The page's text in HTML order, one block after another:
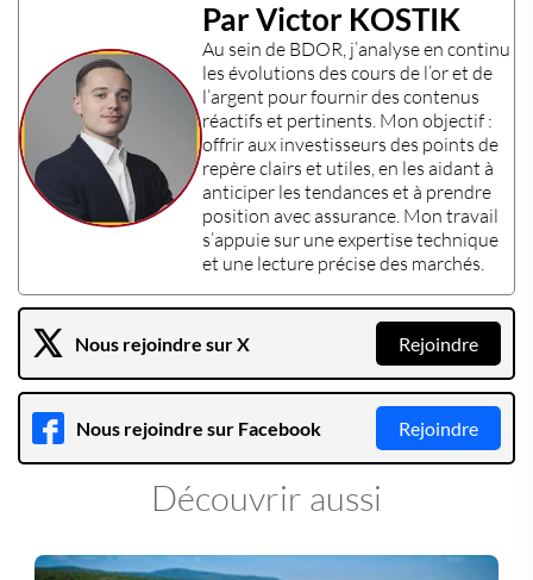
Par Victor KOSTIK
Au sein de BDOR, j’analyse en continu
les évolutions des cours de l’oret de
l’argent pour fournir des contenus
réactifs et pertinents. Mon objectif :
offrir aux investisseurs des points de
repère clairs et utiles, en les aidant à
anticiper les tendances et à prendre
position avec assurance. Mon travail
s’appuie sur uneexpertise technique
et une lecture précise des marchés.
Nous rejoindre sur X Rejoindre
Nous rejoindre sur Facebook Rejoindre
Découvrir aussi